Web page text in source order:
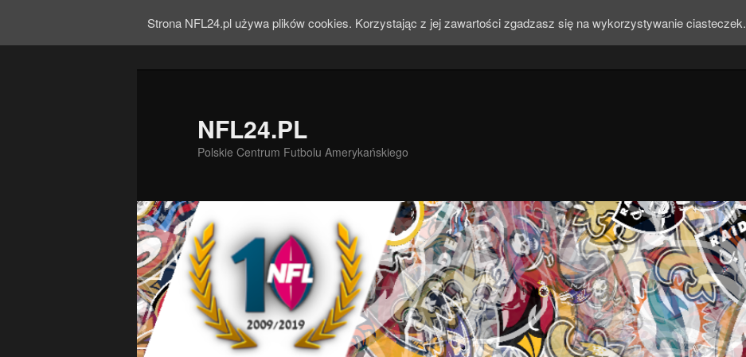
NFL24.PL
Polskie Centrum Futbolu Amerykańskiego
Strona NFL24.pl używa plików cookies. Korzystając z jej zawartości zgadzasz się na wykorzystywanie ciasteczek.